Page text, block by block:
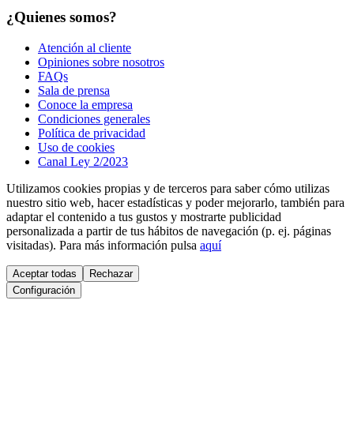
¿Quienes somos?
Atención al cliente
Opiniones sobre nosotros
FAQs
Sala de prensa
Conoce la empresa
Condiciones generales
Política de privacidad
Uso de cookies
Canal Ley 2/2023
Utilizamos cookies propias y de terceros para saber cómo utilizas
nuestro sitio web, hacer estadísticas y poder mejorarlo, también para
adaptar el contenido a tus gustos y mostrarte publicidad
personalizada a partir de tus hábitos de navegación (p. ej. páginas
visitadas). Para más información pulsa aquí
Aceptar todas
Rechazar
Configuración